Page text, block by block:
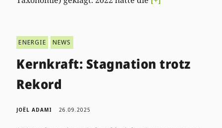
ENERGIE NEWS
Kernkraft: Stagnation trotz
Rekord
JOËL ADAMI 26.09.2025